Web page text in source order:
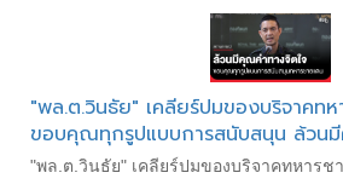
"พล.ต.วินธัย" เคลียร์ปมของบริจาคท
ขอบคุณทุกรูปแบบการสนับสนุน ล้วน
"พล.ต.วินธัย" เคลียร์ปมของบริจาคทหาร